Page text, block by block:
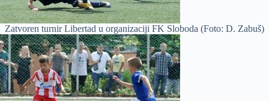
Zatvoren turnir Libertad u organizaciji FK Sloboda (Foto: D. Zabuš)